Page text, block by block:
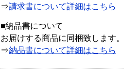
⇒請求書について詳細はこちら
■納品書について
お届けする商品に同梱致します。
⇒納品書について詳細はこちら